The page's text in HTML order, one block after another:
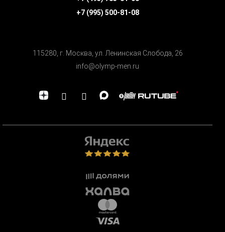
+7 (995) 500-81-08
115280, г. Москва, ул. Ленинская Cлобода, 26
info@olymp-men.ru